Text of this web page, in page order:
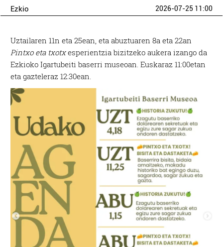
Ezkio 2026-07-25 11:00
Uztailaren 11n eta 25ean, eta abuztuaren 8a eta 22an
Pintxo eta txotxesperientzia bizitzeko aukera izango da
Ezkioko Igartubeiti baserri museoan. Euskaraz 11:00etan
eta gazteleraz 12:30ean.